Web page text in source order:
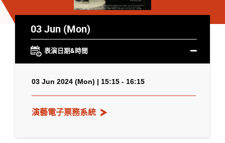
03 Jun (Mon)
表演日期&時間
03 Jun 2024 (Mon) | 15:15 - 16:15
演藝電子票務系統